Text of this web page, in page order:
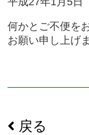
何かとご不便を
お願い申し上げ
戻る